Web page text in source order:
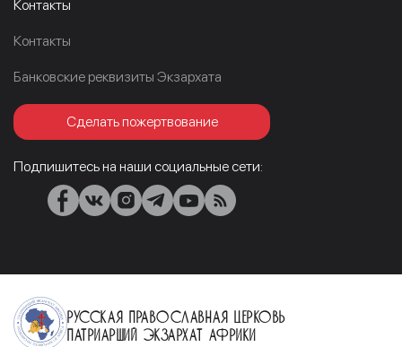
Контакты
Контакты
Банковские реквизиты Экзархата
Сделать пожертвование
Подпишитесь на наши социальные сети:
Русская Православная Церковь
Патриарший Экзархат Африки